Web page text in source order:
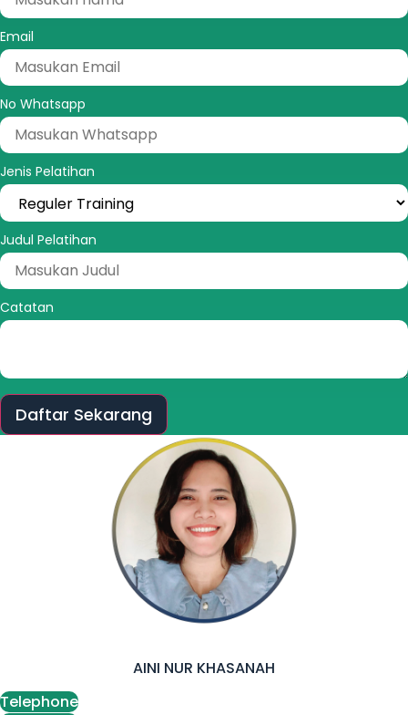
Email
No Whatsapp
Jenis Pelatihan
Judul Pelatihan
Catatan
Daftar Sekarang
AINI NUR KHASANAH
Telephone